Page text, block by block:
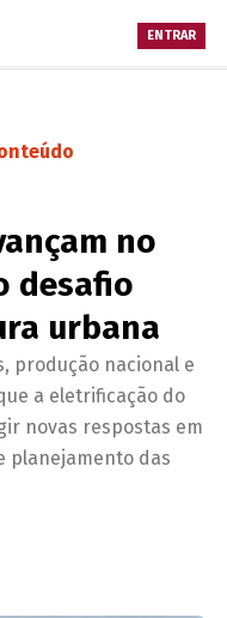
ENTRAR
no
desafio
urbana
produção nacional e
a eletrificação do
novas respostas em
planejamento das